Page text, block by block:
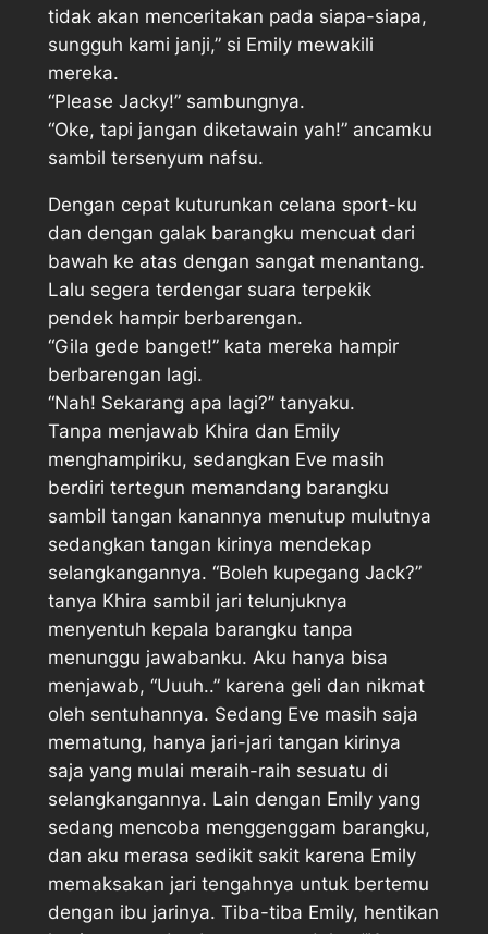
tidak akan menceritakan pada siapa-siapa,
sungguh kami janji,” si Emily mewakili
mereka.
“Please Jacky!” sambungnya.
“Oke, tapi jangan diketawain yah!” ancamku
sambil tersenyum nafsu.
Dengan cepat kuturunkan celana sport-ku
dan dengan galak barangku mencuat dari
bawah ke atas dengan sangat menantang.
Lalu segera terdengar suara terpekik
pendek hampir berbarengan.
“Gila gede banget!” kata mereka hampir
berbarengan lagi.
“Nah! Sekarang apa lagi?” tanyaku.
Tanpa menjawab Khira dan Emily
menghampiriku, sedangkan Eve masih
berdiri tertegun memandang barangku
sambil tangan kanannya menutup mulutnya
sedangkan tangan kirinya mendekap
selangkangannya. “Boleh kupegang Jack?”
tanya Khira sambil jari telunjuknya
menyentuh kepala barangku tanpa
menunggu jawabanku. Aku hanya bisa
menjawab, “Uuuh..” karena geli dan nikmat
oleh sentuhannya. Sedang Eve masih saja
mematung, hanya jari-jari tangan kirinya
saja yang mulai meraih-raih sesuatu di
selangkangannya. Lain dengan Emily yang
sedang mencoba menggenggam barangku,
dan aku merasa sedikit sakit karena Emily
memaksakan jari tengahnya untuk bertemu
dengan ibu jarinya. Tiba-tiba Emily, hentikan